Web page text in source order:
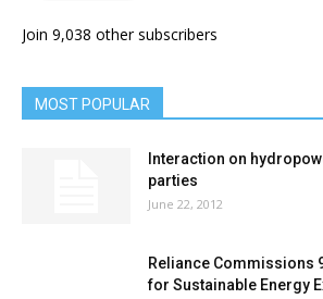
Join 9,038 other subscribers
MOST POPULAR
Interaction on
parties
June 22, 2012
Reliance Commissions
for Sustainable Energy